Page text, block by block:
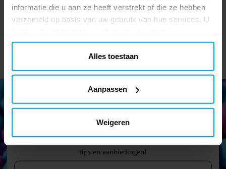
informatie die u aan ze heeft verstrekt of die ze hebben
verzameld op basis van uw gebruik van hun services. U
Alles toestaan
Aanpassen
Weigeren
TOEVOEGEN
Nieuwsbrief!
Blijf op de hoogte van al onze nieuwe artikelen en krijg leuke
tips en aanbiedingen!